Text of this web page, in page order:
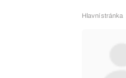
Hlavní stránka